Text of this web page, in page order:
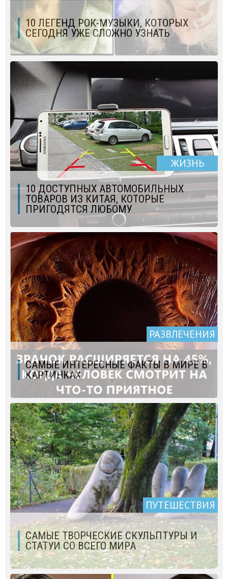
10 ЛЕГЕНД РОК-МУЗЫКИ, КОТОРЫХ
СЕГОДНЯ УЖЕ СЛОЖНО УЗНАТЬ
ЖИЗНЬ
10 ДОСТУПНЫХ АВТОМОБИЛЬНЫХ
ТОВАРОВ ИЗ КИТАЯ, КОТОРЫЕ
ПРИГОДЯТСЯ ЛЮБОМУ
РАЗВЛЕЧЕНИЯ
САМЫЕ ИНТЕРЕСНЫЕ ФАКТЫ В МИРЕ В
КАРТИНКАХ
ПУТЕШЕСТВИЯ
САМЫЕ ТВОРЧЕСКИЕ СКУЛЬПТУРЫ И
СТАТУИ СО ВСЕГО МИРА